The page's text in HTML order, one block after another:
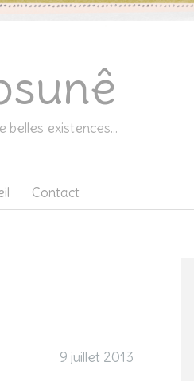
belles existences…
Contact
9 juillet 2013